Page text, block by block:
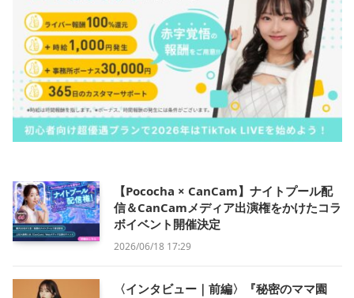
【Pococha × CanCam】ナイトプール配
信＆CanCamメディア出演権をかけたコラ
ボイベント開催決定
2026/06/18 17:29
〈インタビュー｜前編〉『秘密のママ園